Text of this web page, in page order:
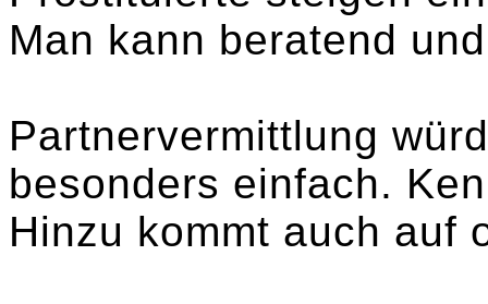
Man kann beratend
Partnervermittlung
besonders einfach.
Hinzu kommt auch auf